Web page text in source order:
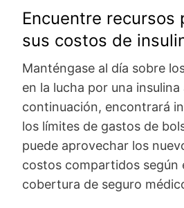
Encuentre recursos
sus costos de
Manténgase al día sobre
en la lucha por una insulina
continuación, encontrará
los límites de gastos de
puede aprovechar los
costos compartidos según
cobertura de seguro